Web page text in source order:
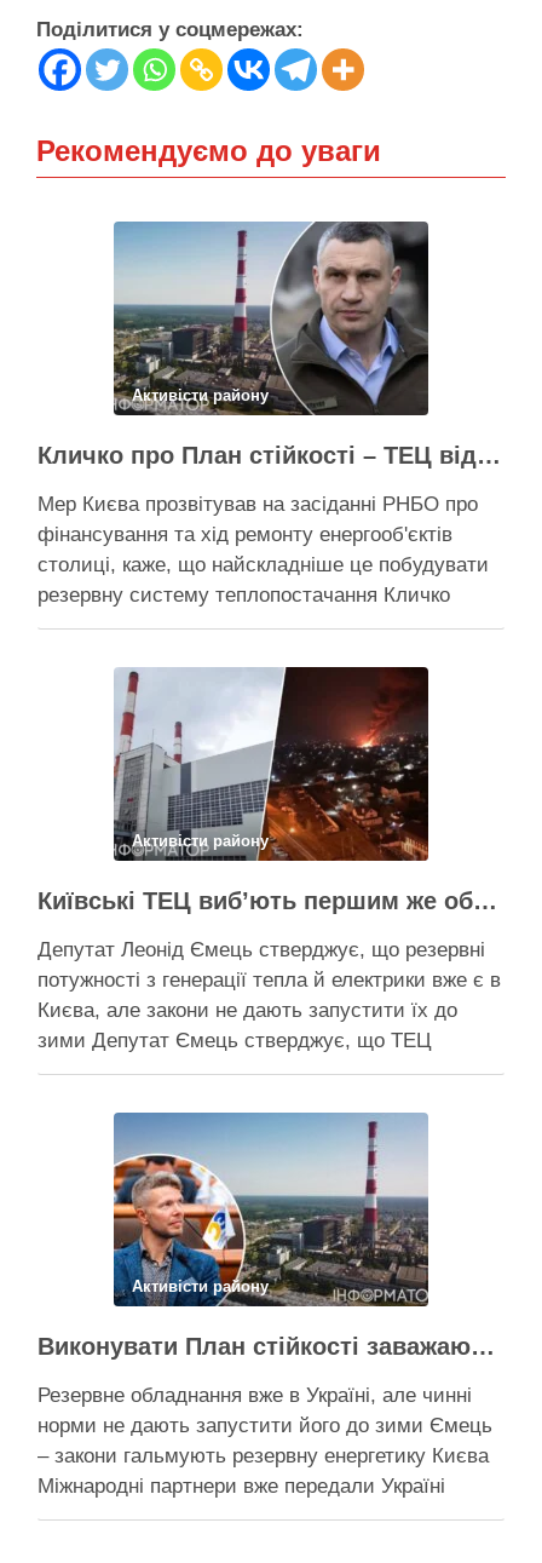
Поділитися у соцмережах:
Рекомендуємо до уваги
Активісти району
Кличко про План стійкості – ТЕЦ відновили вже на 65%, будується захист ІІ рівня
Мер Києва прозвітував на засіданні РНБО про
фінансування та хід ремонту енергооб'єктів
столиці, каже, що найскладніше це побудувати
резервну систему теплопостачання Кличко
розповів про виконання Плану стійкості Києва на
пошкоджених енергооб’єктів на 65%, а на
потреби Плану стійкості столиця залучила
понад 10 млрд грн, …
Поділитися у соцмережах:
Активісти району
Київські ТЕЦ виб’ють першим же обстрілом, План стійкості не спрацює – депутат Київради Ємець
Депутат Леонід Ємець стверджує, що резервні
потужності з генерації тепла й електрики вже є в
Києва, але закони не дають запустити їх до
зими Депутат Ємець стверджує, що ТЕЦ
можуть бути знищені першим же ракетним
генерація тепла, але ввести її в експлуатацію
швидко не вийде …
Поділитися у соцмережах:
Активісти району
Виконувати План стійкості заважають законодавчі обмеження – депутат Київради
Резервне обладнання вже в Україні, але чинні
норми не дають запустити його до зими Ємець
– закони гальмують резервну енергетику Києва
Міжнародні партнери вже передали Україні
обладнання для резервного енергозабезпечення